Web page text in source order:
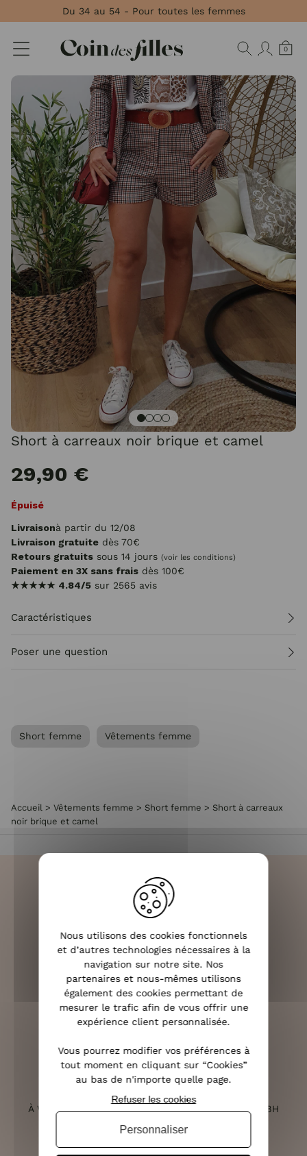
Du 34 au 54 - Pour toutes les femmes
0
Short à carreaux noir brique et camel
29,90 €
Épuisé
Livraisonà partir du 12/08
Livraison gratuite dès 70€
Retours gratuits sous 14 jours (voir les conditions)
Paiement en 3X sans frais dès 100€
★★★★★ 4.84/5 sur 2565 avis
Caractéristiques
Poser une question
Short femme Vêtements femme
Accueil > Vêtements femme > Short femme > Short à carreaux
noir brique et camel
LIVRAISON RAPIDE
OFFERTE DÈS 70€
RETOURS SOUS 14 JOURS
(VOIR LES CONDITIONS)
SERVICE CLIENT
À VOTRE ÉCOUTE DU LUNDI AU SAMEDI DE 10H À 18H
Panneau de gestion des cookies
Nous utilisons des cookies fonctionnels
et d’autres technologies nécessaires à la
navigation sur notre site. Nos
partenaires et nous-mêmes utilisons
également des cookies permettant de
mesurer le trafic afin de vous offrir une
expérience client personnalisée.
Vous pourrez modifier vos préférences à
tout moment en cliquant sur “Cookies”
au bas de n'importe quelle page.
Refuser les cookies
Personnaliser